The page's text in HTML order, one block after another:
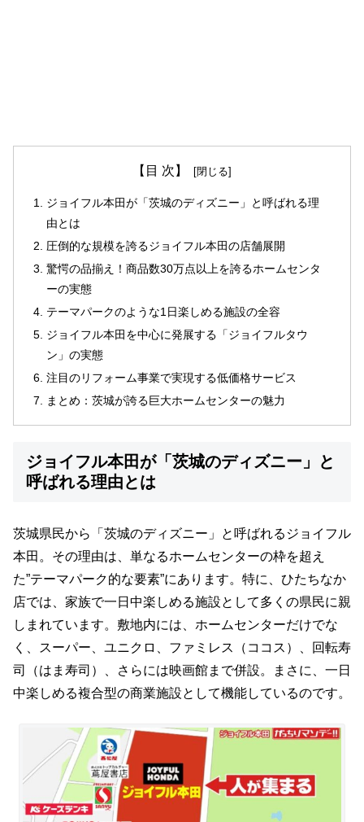
【目 次】
ジョイフル本田が「茨城のディズニー」と呼ばれる理
由とは
圧倒的な規模を誇るジョイフル本田の店舗展開
驚愕の品揃え！商品数30万点以上を誇るホームセンタ
ーの実態
テーマパークのような1日楽しめる施設の全容
ジョイフル本田を中心に発展する「ジョイフルタウ
ン」の実態
注目のリフォーム事業で実現する低価格サービス
まとめ：茨城が誇る巨大ホームセンターの魅力
ジョイフル本田が「茨城のディズニー」と
呼ばれる理由とは
茨城県民から「茨城のディズニー」と呼ばれるジョイフル
本田。その理由は、単なるホームセンターの枠を超え
た”テーマパーク的な要素”にあります。特に、ひたちなか
店では、家族で一日中楽しめる施設として多くの県民に親
しまれています。敷地内には、ホームセンターだけでな
く、スーパー、ユニクロ、ファミレス（ココス）、回転寿
司（はま寿司）、さらには映画館まで併設。まさに、一日
中楽しめる複合型の商業施設として機能しているのです。